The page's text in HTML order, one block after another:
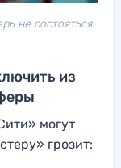
не состояться.
из
могут
грозит: